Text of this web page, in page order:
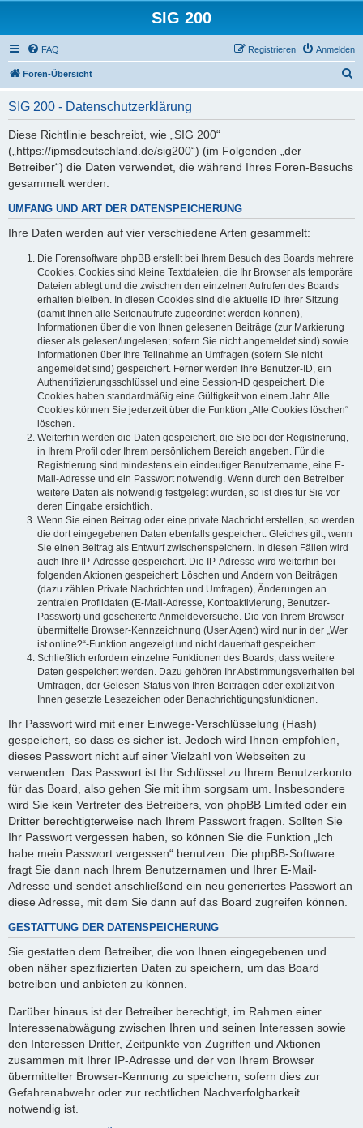
SIG 200
FAQ Anmelden
Registrieren
Foren-Übersicht
SIG 200 - Datenschutzerklärung
Diese Richtlinie beschreibt, wie „SIG 200“
(„https://ipmsdeutschland.de/sig200“) (im Folgenden „der
Betreiber“) die Daten verwendet, die während Ihres Foren-Besuchs
gesammelt werden.
UMFANG UND ART DER DATENSPEICHERUNG
Ihre Daten werden auf vier verschiedene Arten gesammelt:
Die Forensoftware phpBB erstellt bei Ihrem Besuch des Boards mehrere
Cookies. Cookies sind kleine Textdateien, die Ihr Browser als temporäre
Dateien ablegt und die zwischen den einzelnen Aufrufen des Boards
erhalten bleiben. In diesen Cookies sind die aktuelle ID Ihrer Sitzung
(damit Ihnen alle Seitenaufrufe zugeordnet werden können),
Informationen über die von Ihnen gelesenen Beiträge (zur Markierung
dieser als gelesen/ungelesen; sofern Sie nicht angemeldet sind) sowie
Informationen über Ihre Teilnahme an Umfragen (sofern Sie nicht
angemeldet sind) gespeichert. Ferner werden Ihre Benutzer-ID, ein
Authentifizierungsschlüssel und eine Session-ID gespeichert. Die
Cookies haben standardmäßig eine Gültigkeit von einem Jahr. Alle
Cookies können Sie jederzeit über die Funktion „Alle Cookies löschen“
löschen.
Weiterhin werden die Daten gespeichert, die Sie bei der Registrierung,
in Ihrem Profil oder Ihrem persönlichem Bereich angeben. Für die
Registrierung sind mindestens ein eindeutiger Benutzername, eine E-
Mail-Adresse und ein Passwort notwendig. Wenn durch den Betreiber
weitere Daten als notwendig festgelegt wurden, so ist dies für Sie vor
deren Eingabe ersichtlich.
Wenn Sie einen Beitrag oder eine private Nachricht erstellen, so werden
die dort eingegebenen Daten ebenfalls gespeichert. Gleiches gilt, wenn
Sie einen Beitrag als Entwurf zwischenspeichern. In diesen Fällen wird
auch Ihre IP-Adresse gespeichert. Die IP-Adresse wird weiterhin bei
folgenden Aktionen gespeichert: Löschen und Ändern von Beiträgen
(dazu zählen Private Nachrichten und Umfragen), Änderungen an
zentralen Profildaten (E-Mail-Adresse, Kontoaktivierung, Benutzer-
Passwort) und gescheiterte Anmeldeversuche. Die von Ihrem Browser
übermittelte Browser-Kennzeichnung (User Agent) wird nur in der „Wer
ist online?“-Funktion angezeigt und nicht dauerhaft gespeichert.
Schließlich erfordern einzelne Funktionen des Boards, dass weitere
Daten gespeichert werden. Dazu gehören Ihr Abstimmungsverhalten bei
Umfragen, der Gelesen-Status von Ihren Beiträgen oder explizit von
Ihnen gesetzte Lesezeichen oder Benachrichtigungsfunktionen.
Ihr Passwort wird mit einer Einwege-Verschlüsselung (Hash)
gespeichert, so dass es sicher ist. Jedoch wird Ihnen empfohlen,
dieses Passwort nicht auf einer Vielzahl von Webseiten zu
verwenden. Das Passwort ist Ihr Schlüssel zu Ihrem Benutzerkonto
für das Board, also gehen Sie mit ihm sorgsam um. Insbesondere
wird Sie kein Vertreter des Betreibers, von phpBB Limited oder ein
Dritter berechtigterweise nach Ihrem Passwort fragen. Sollten Sie
Ihr Passwort vergessen haben, so können Sie die Funktion „Ich
habe mein Passwort vergessen“ benutzen. Die phpBB-Software
fragt Sie dann nach Ihrem Benutzernamen und Ihrer E-Mail-
Adresse und sendet anschließend ein neu generiertes Passwort an
diese Adresse, mit dem Sie dann auf das Board zugreifen können.
GESTATTUNG DER DATENSPEICHERUNG
Sie gestatten dem Betreiber, die von Ihnen eingegebenen und
oben näher spezifizierten Daten zu speichern, um das Board
betreiben und anbieten zu können.
Darüber hinaus ist der Betreiber berechtigt, im Rahmen einer
Interessenabwägung zwischen Ihren und seinen Interessen sowie
den Interessen Dritter, Zeitpunkte von Zugriffen und Aktionen
zusammen mit Ihrer IP-Adresse und der von Ihrem Browser
übermittelter Browser-Kennung zu speichern, sofern dies zur
Gefahrenabwehr oder zur rechtlichen Nachverfolgbarkeit
notwendig ist.